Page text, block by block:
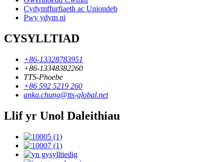
Cydymffurfiaeth ac Uniondeb
Pwy ydym ni
CYSYLLTIAD
+86-13328783951
+86-13348382260
TTS-Phoebe
+86 592 5219 260
anka.chung@tts-global.net
Llif yr Unol Daleithiau